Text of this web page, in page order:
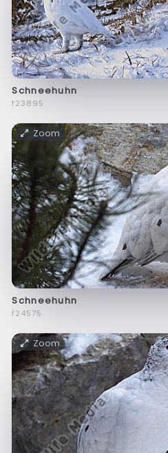
Schneehuhn
f23895
Zoom
Schneehuhn
f24575
Zoom